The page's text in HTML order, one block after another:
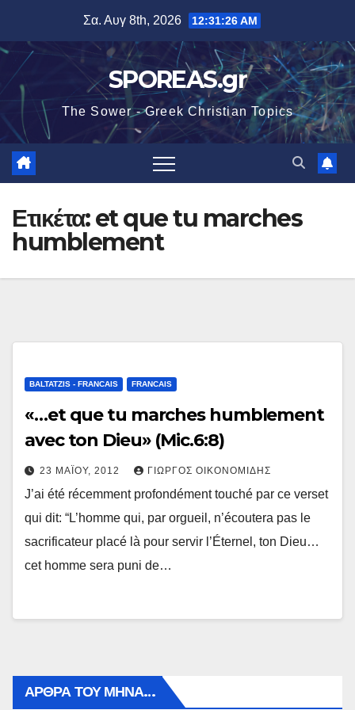
περιεχόμενο
Σα. Αυγ 8th, 2026 12:31:27 AM
SPOREAS.gr
The Sower - Greek Christian Topics
Ετικέτα:et que tu marches
humblement
BALTATZIS - FRANCAIS FRANCAIS
«…et que tu marches humblement
avec ton Dieu» (Mic.6:8)
23 ΜΑΪ́ΟΥ, 2012 ΓΙΏΡΓΟΣ ΟΙΚΟΝΟΜΊΔΗΣ
J’ai été récemment profondément touché par ce verset
qui dit: “L’homme qui, par orgueil, n’écoutera pas le
sacrificateur placé là pour servir l’Éternel, ton Dieu…
cet homme sera puni de…
ΑΡΘΡΑ ΤΟΥ ΜΉΝΑ…